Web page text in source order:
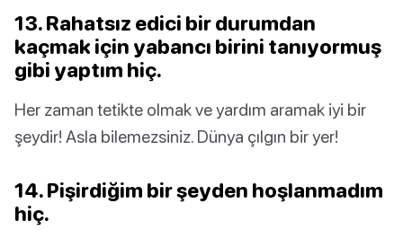
13. Rahatsız edici bir durumdan
kaçmak için yabancı birini tanıyormuş
gibi yaptım hiç.
Her zaman tetikte olmak ve yardım aramak iyi bir
şeydir! Asla bilemezsiniz. Dünya çılgın bir yer!
14. Pişirdiğim bir şeyden hoşlanmadım
hiç.